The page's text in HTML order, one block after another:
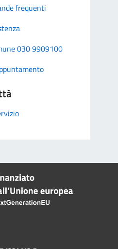
frequenti
030 9909100